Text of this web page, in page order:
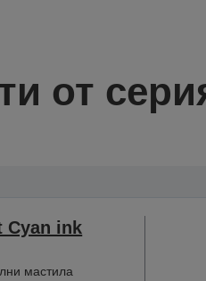
от
Cyan ink
мастила